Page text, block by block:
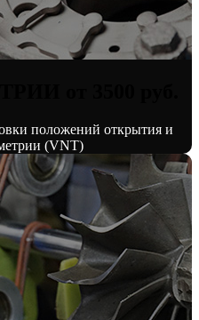
положений открытия и
(VNT)